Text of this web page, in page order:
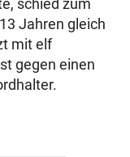
schied zum
Jahren gleich
mit elf
gegen einen